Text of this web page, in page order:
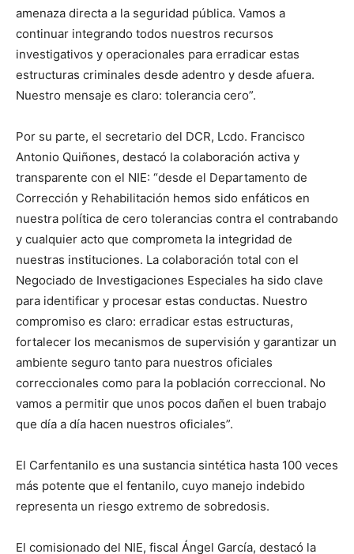
amenaza directa a la seguridad pública. Vamos a
continuar integrando todos nuestros recursos
investigativos y operacionales para erradicar estas
estructuras criminales desde adentro y desde afuera.
Nuestro mensaje es claro: tolerancia cero”.
Por su parte, el secretario del DCR, Lcdo. Francisco
Antonio Quiñones, destacó la colaboración activa y
transparente con el NIE: “desde el Departamento de
Corrección y Rehabilitación hemos sido enfáticos en
nuestra política de cero tolerancias contra el contrabando
y cualquier acto que comprometa la integridad de
nuestras instituciones. La colaboración total con el
Negociado de Investigaciones Especiales ha sido clave
para identificar y procesar estas conductas. Nuestro
compromiso es claro: erradicar estas estructuras,
fortalecer los mecanismos de supervisión y garantizar un
ambiente seguro tanto para nuestros oficiales
correccionales como para la población correccional. No
vamos a permitir que unos pocos dañen el buen trabajo
que día a día hacen nuestros oficiales”.
El Carfentanilo es una sustancia sintética hasta 100 veces
más potente que el fentanilo, cuyo manejo indebido
representa un riesgo extremo de sobredosis.
El comisionado del NIE, fiscal Ángel García, destacó la